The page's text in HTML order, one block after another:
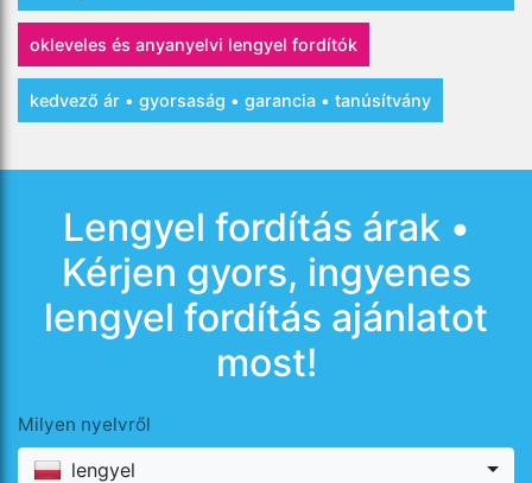
okleveles és anyanyelvi lengyel fordítók
kedvező ár • gyorsaság • garancia • tanúsítvány
Lengyel fordítás árak •
Kérjen gyors, ingyenes
lengyel fordítás ajánlatot
most!
Milyen nyelvről
lengyel